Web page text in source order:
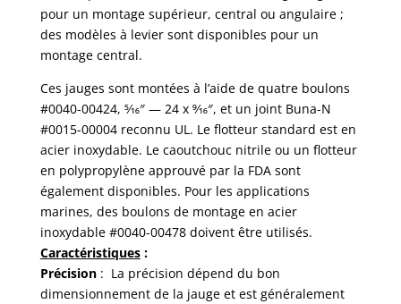
pour un montage supérieur, central ou angulaire ;
des modèles à levier sont disponibles pour un
montage central.
Ces jauges sont montées à l’aide de quatre boulons
#0040-00424, 5⁄16″ — 24 x 9⁄16″, et un joint Buna-N
#0015-00004 reconnu UL. Le flotteur standard est en
acier inoxydable. Le caoutchouc nitrile ou un flotteur
en polypropylène approuvé par la FDA sont
également disponibles. Pour les applications
marines, des boulons de montage en acier
inoxydable #0040-00478 doivent être utilisés.
Caractéristiques:
Précision: La précision dépend du bon
dimensionnement de la jauge et est généralement